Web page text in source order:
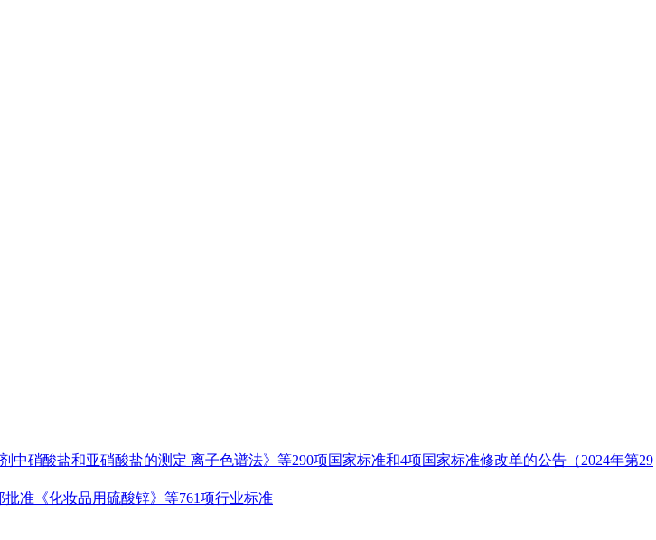
硝酸盐和亚硝酸盐的测定 离子色谱法》等290项国家标准和4项国家标准修改单的公告（2024年第29
准《化妆品用硫酸锌》等761项行业标准